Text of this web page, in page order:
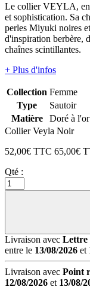
Le collier VEYLA, en
et sophistication. Sa
perles Miyuki noires
d'inspiration berbère,
chaînes scintillantes.
+ Plus d'infos
Collection Femme
Type
Sautoir
Matière
Doré à
Collier Veyla Noir
52,00€ TTC 65,00€
Qté :
Livraison avec Lettre
entre le 13/08/2026 et
Livraison avec Point
12/08/2026 et 13/08/